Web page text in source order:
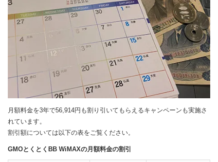
月額料金を3年で56,914円も割り引いてもらえるキャンペーンも実施さ
れています。
割引額については以下の表をご覧ください。
GMOとくとくBB WiMAXの月額料金の割引